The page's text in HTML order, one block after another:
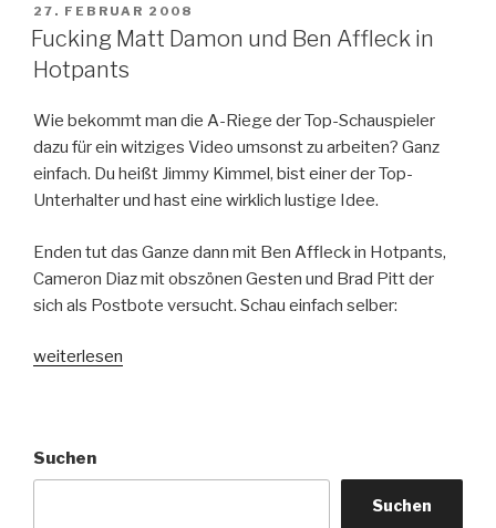
VERÖFFENTLICHT
AM
27. FEBRUAR 2008
Fucking Matt Damon und Ben Affleck in
Hotpants
Wie bekommt man die A-Riege der Top-Schauspieler
dazu für ein witziges Video umsonst zu arbeiten? Ganz
einfach. Du heißt Jimmy Kimmel, bist einer der Top-
Unterhalter und hast eine wirklich lustige Idee.
Enden tut das Ganze dann mit Ben Affleck in Hotpants,
Cameron Diaz mit obszönen Gesten und Brad Pitt der
sich als Postbote versucht. Schau einfach selber:
„Fucking
Ben
weiterlesen
Suchen
Suchen